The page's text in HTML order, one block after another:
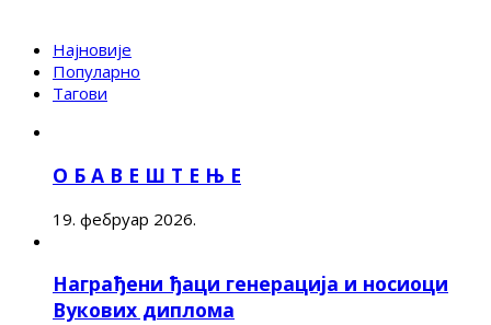
Најновије
Популарно
Тагови
О Б А В Е Ш Т Е Њ Е
19. фебруар 2026.
Награђени ђаци генерација и носиоци
Вукових диплома